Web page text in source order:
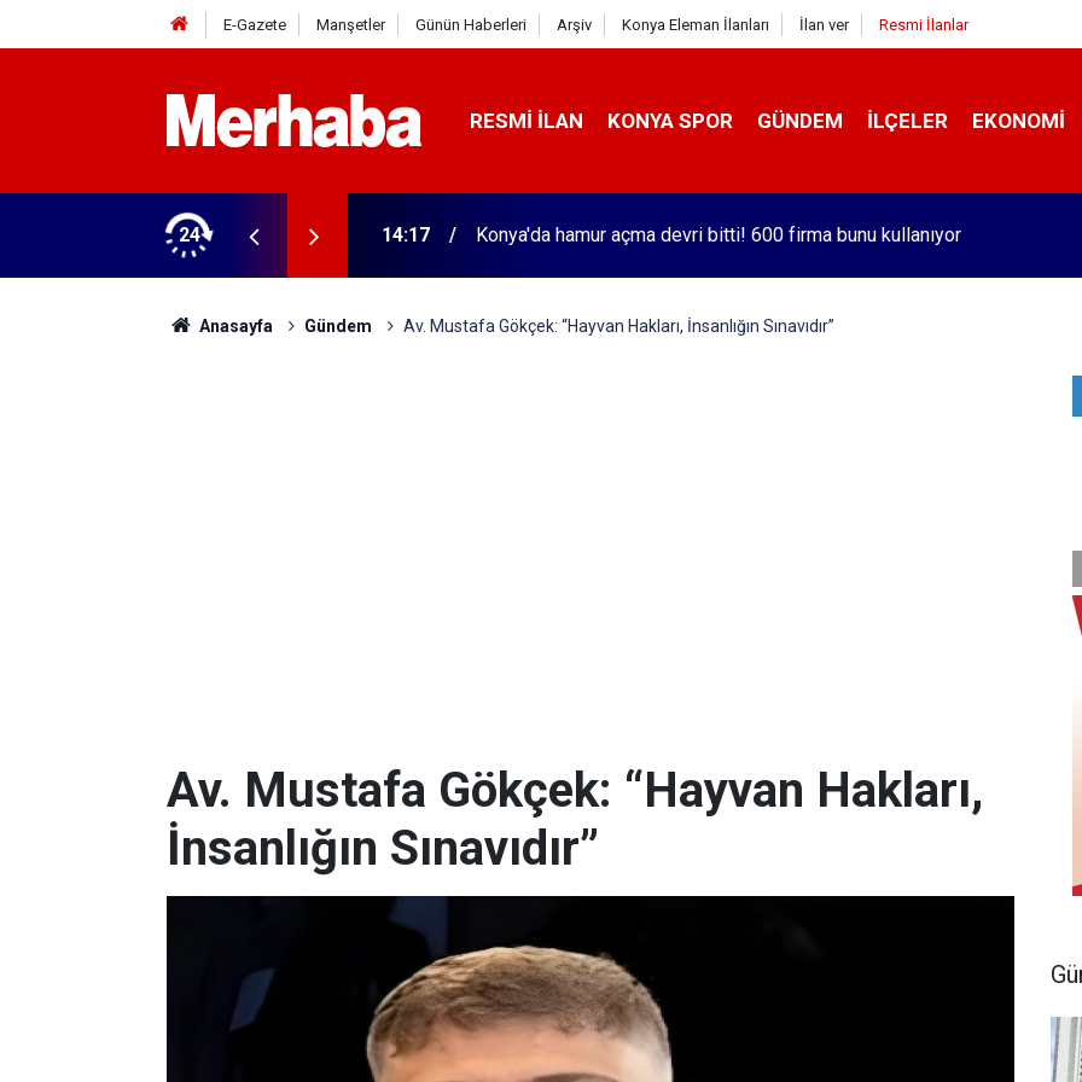
E-Gazete Manşetler Günün Haberleri Arşiv Konya Eleman İlanları İlan ver Resmi İlanlar
RESMI İLAN KONYA SPOR GÜNDEM İLÇELER EKONOMI
24
firma bunu kullanıyor 13:07 Ticaret Bakanlığı'ndan 80 ülkeyle ilgili rehber
Anasayfa Gündem Av. Mustafa Gökçek: “Hayvan Hakları, İnsanlığın Sınavıdır”
Av. Mustafa Gökçek: “Hayvan Hakları,
İnsanlığın Sınavıdır”